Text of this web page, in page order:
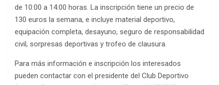
de 10:00 a 14:00 horas. La inscripción tiene un precio de
130 euros la semana, e incluye material deportivo,
equipación completa, desayuno, seguro de responsabilidad
civil, sorpresas deportivas y trofeo de clausura.
Para más información e inscripción los interesados
pueden contactar con el presidente del Club Deportivo